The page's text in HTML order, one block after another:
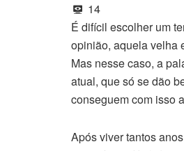
14
É difícil escolher um
opinião, aquela velha
Mas nesse caso, a
atual, que só se dão
conseguem com isso
Após viver tantos